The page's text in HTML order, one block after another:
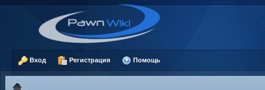
Вход Регистрация Помощь